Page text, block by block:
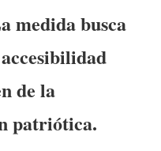
medida busca
de la
patriótica.